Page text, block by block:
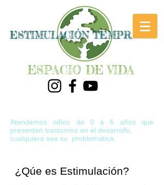
ESPACIO DE VIDA
ESTIMULACIÓN TEMPRANA
Atendemos niños de 0 a 6 años que
presenten trastornos en el desarrollo,
cualquiera sea su problemática.
¿Qúe es Estimulación?